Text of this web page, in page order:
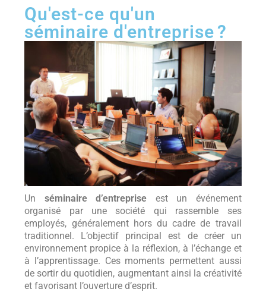
Qu'est-ce qu'un
séminaire d'entreprise ?
Un séminaire d’entreprise est un événement
organisé par une société qui rassemble ses
employés, généralement hors du cadre de travail
traditionnel. L’objectif principal est de créer un
environnement propice à la réflexion, à l’échange et
à l’apprentissage. Ces moments permettent aussi
de sortir du quotidien, augmentant ainsi la créativité
et favorisant l’ouverture d’esprit.